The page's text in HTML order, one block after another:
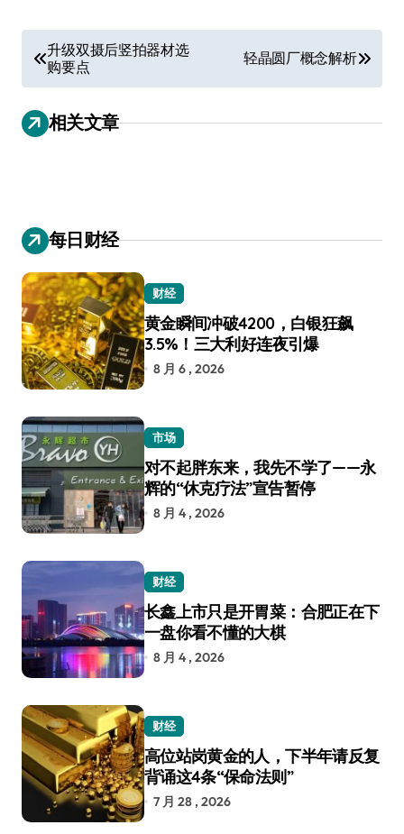
章
导
航
升级双摄后竖拍器材选
购要点
轻晶圆厂概念解析
相关文章
每日财经
财经
黄金瞬间冲破4200，白银狂飙
3.5%！三大利好连夜引爆
8 月 6 , 2026
市场
对不起胖东来，我先不学了——永
辉的“休克疗法”宣告暂停
8 月 4 , 2026
财经
长鑫上市只是开胃菜：合肥正在下
一盘你看不懂的大棋
8 月 4 , 2026
财经
高位站岗黄金的人，下半年请反复
背诵这4条“保命法则”
7 月 28 , 2026